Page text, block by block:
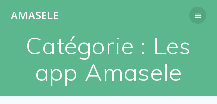
AMASELE
Catégorie : Les
app Amasele